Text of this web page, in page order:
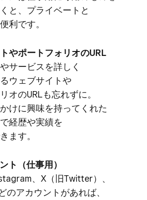
と、​プライベートと​
利です。
や​ポートフォリオの​URL
サービスを​詳しく​
ウェブサイトや​
オの​URLも​忘れずに。​
けに​興味を​持ってくれた​
経歴や​実績を​
ます。
ト​（仕事用）
、​X（旧Twitter）、​
の​アカウントが​あれば、​